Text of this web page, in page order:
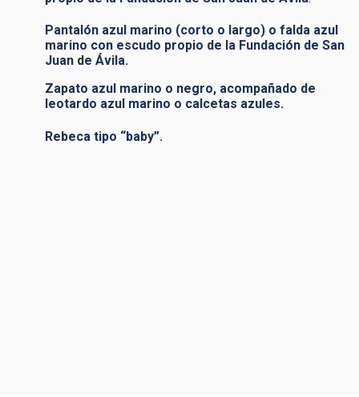
Pantalón azul marino (corto o largo) o falda azul
marino con escudo propio de la Fundación de San
Juan de Ávila.
Zapato azul marino o negro, acompañado de
leotardo azul marino o calcetas azules.
Rebeca tipo “baby”.